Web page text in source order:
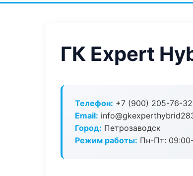
ГК Expert
Телефон: +7 (900) 205-76-32
Email:
Город: Петрозаводск
Режим работы: Пн-Пт: